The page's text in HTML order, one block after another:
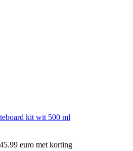
kit wit 500 ml
euro met korting